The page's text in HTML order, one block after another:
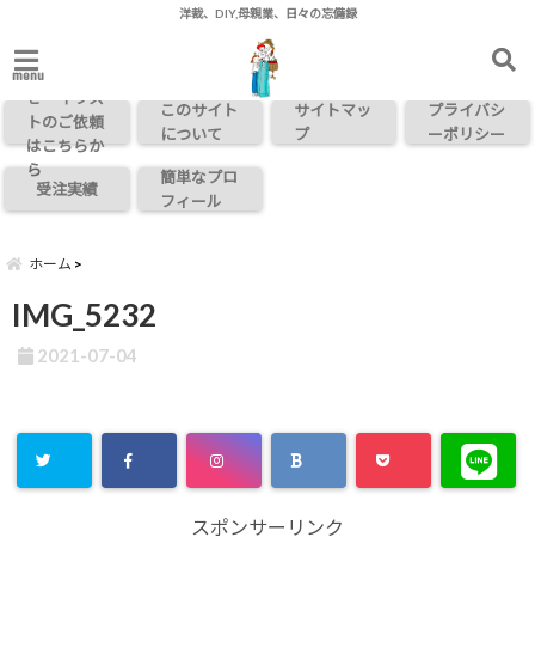
洋裁、DIY,母親業、日々の忘備録
menuお問い合わ
せ・イラス
トのご依頼
はこちらか
ら
このサイト
について
サイトマッ
プ
プライバシ
ーポリシー
受注実績
簡単なプロ
フィール
ホーム
IMG_5232
2021-07-04
スポンサーリンク